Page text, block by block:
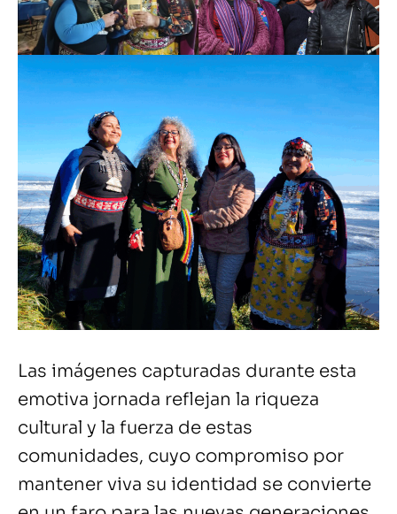
Las imágenes capturadas durante esta
emotiva jornada reflejan la riqueza
cultural y la fuerza de estas
comunidades, cuyo compromiso por
mantener viva su identidad se convierte